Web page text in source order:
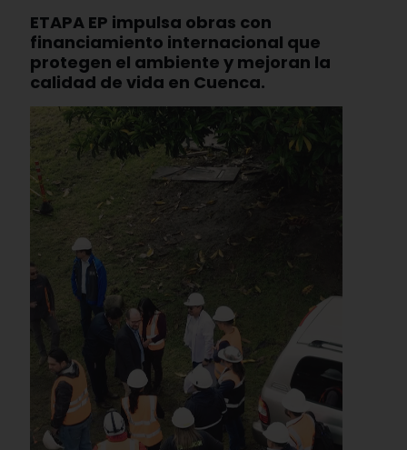
ETAPA EP impulsa obras con
financiamiento internacional que
protegen el ambiente y mejoran la
calidad de vida en Cuenca.